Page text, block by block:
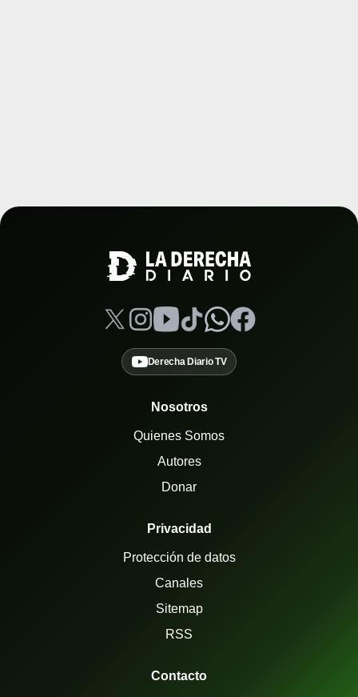
Derecha Diario TV
Nosotros
Quienes Somos
Autores
Donar
Privacidad
Protección de datos
Canales
Sitemap
RSS
Contacto